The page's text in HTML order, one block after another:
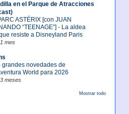
en el Parque de Atracciones
ASTÉRIX [con JUAN
“TEENAGE”] - La aldea
resiste a Disneyland Paris
mes
grandes novedades de
World para 2026
meses
Mostrar todo